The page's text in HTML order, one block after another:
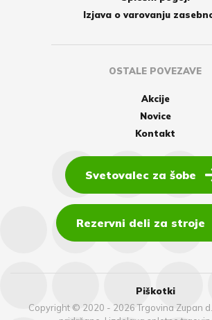
Izjava o varovanju
OSTALE POVEZAVE
Akcije
Novice
Kontakt
Svetovalec za šobe
Rezervni deli za stroje
Piškotki
Copyright © 2020 - 2026 Trgovina Zupan